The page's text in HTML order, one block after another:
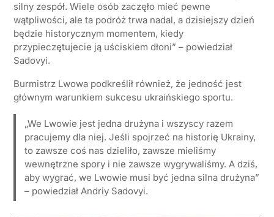
silny zespół. Wiele osób zaczęło mieć pewne
wątpliwości, ale ta podróż trwa nadal, a dzisiejszy dzień
będzie historycznym momentem, kiedy
przypieczętujecie ją uściskiem dłoni” – powiedział
Sadovyi.
Burmistrz Lwowa podkreślił również, że jedność jest
głównym warunkiem sukcesu ukraińskiego sportu.
„We Lwowie jest jedna drużyna i wszyscy razem
pracujemy dla niej. Jeśli spojrzeć na historię Ukrainy,
to zawsze coś nas dzieliło, zawsze mieliśmy
wewnętrzne spory i nie zawsze wygrywaliśmy. A dziś,
aby wygrać, we Lwowie musi być jedna silna drużyna”
– powiedział Andriy Sadovyi.